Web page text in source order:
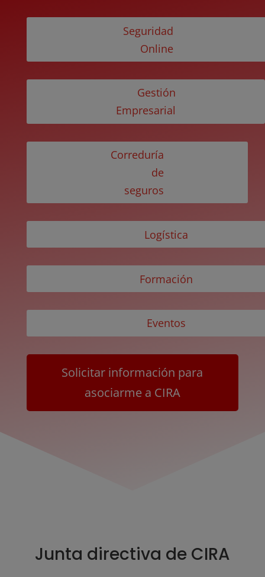
Seguridad
Online
Gestión
Empresarial
Correduría
de
seguros
Logística
Formación
Eventos
Solicitar información para
asociarme a CIRA
Junta directiva de CIRA